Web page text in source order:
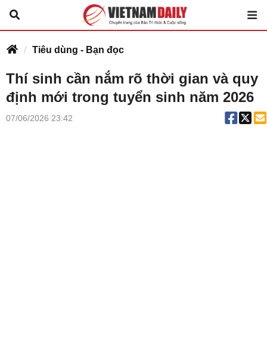
Tiêu dùng - Bạn đọc
Thí sinh cần nắm rõ thời gian và quy
định mới trong tuyển sinh năm 2026
07/06/2026 23:42